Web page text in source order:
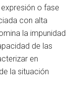
o fase
con alta
la impunidad
de las
en
la situación